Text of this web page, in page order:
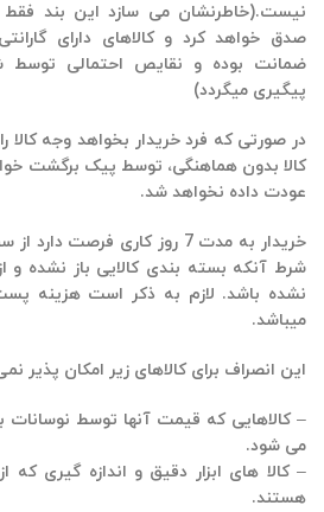
نیست.(خاطرنشان می سازد این بند فقط
صدق خواهد کرد و کالاهای دارای
ضمانت بوده و نقایص احتمالی توسط
پیگیری میگردد)
در صورتی که فرد خریدار بخواهد وجه کالا
کالا بدون هماهنگی، توسط پیک برگشت
عودت داده نخواهد شد.
خریدار به مدت 7 روز کاری
شرط آنکه بسته بندی کالایی باز نشده و
نشده باشد. لازم به ذکر است هزینه
میباشد.
این انصراف برای کالاهای زیر امکان پذیر
– کالاهایی که قیمت آنها توسط نوسانات
می شود.
– کالا های ابزار دقیق و اندازه گیری
هستند.